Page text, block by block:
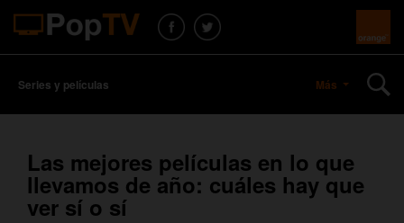
Series y películas Más
Las mejores películas en lo que
llevamos de año: cuáles hay que
ver sí o sí